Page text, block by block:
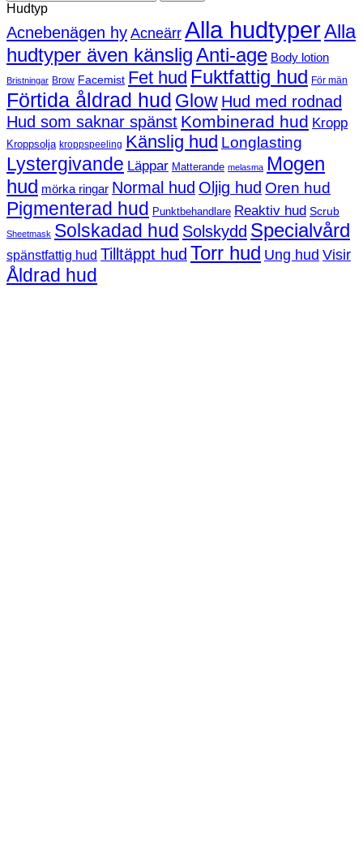
Hudtyp
Acnebenägen hy Acneärr Alla hudtyperAlla
hudtyper även känsligAnti-age Body lotion
Bristningar Brow Facemist Fet hud Fuktfattig hud För män
Förtida åldrad hud Glow Hud med rodnad
Hud som saknar spänst Kombinerad hud Kropp
Kroppsolja kroppspeeling Känslig hud Longlasting
Lystergivande Läppar Matterande melasma Mogen
hud mörka ringar Normal hud Oljig hud Oren hud
Pigmenterad hud Punktbehandlare Reaktiv hud Scrub
Sheetmask Solskadad hud Solskydd Specialvård
spänstfattig hud Tilltäppt hud Torr hud Ung hud Visir
Åldrad hud